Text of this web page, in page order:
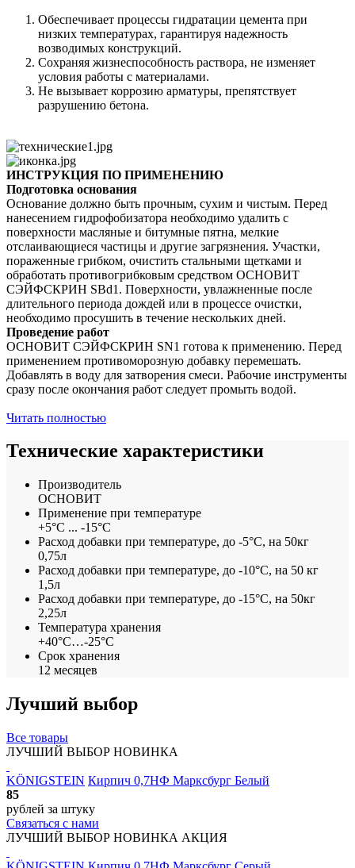
Обеспечивает процессы гидратации цемента при
низких температурах, гарантируя надежность
возводимых конструкций.
Сохраняя жизнеспособность раствора, не изменяет
условия работы с материалами.
Не вызывает коррозию арматуры, препятствует
разрушению бетона.
ИНСТРУКЦИЯ ПО ПРИМЕНЕНИЮ
Подготовка основания
Основание должно быть прочным, сухим и чистым. Перед
нанесением гидрофобизатора необходимо удалить с
поверхности масляные и битумные пятна, мелкие
отслаивающиеся частицы и другие загрязнения. Участки,
пораженные грибком, очистить стальными щетками и
обработать противогрибковым средством ОСНОВИТ
СЭЙФСКРИН SBd1. Поверхности, увлажненные после
длительного периода дождей или в процессе очистки,
необходимо просушить в течение нескольких дней.
Проведение работ
ОСНОВИТ СЭЙФСКРИН SN1 готова к применению. Перед
применением противоморозную добавку перемешать.
Добавлять в воду для затворения смеси. Рабочие инструменты
сразу после окончания работ следует промыть водой.
Читать полностью
Технические характеристики
Производитель
ОСНОВИТ
Применение при температуре
+5°С ... -15°С
Расход добавки при температуре, до -5°С, на 50кг
0,75л
Расход добавки при температуре, до -10°С, на 50 кг
1,5л
Расход добавки при температуре, до -15°С, на 50кг
2,25л
Температура хранения
+40°С…-25°С
Срок хранения
12 месяцев
Лучший выбор
Все товары
ЛУЧШИЙ ВЫБОР НОВИНКА
KÖNIGSTEIN Кирпич 0,7НФ Марксбург Белый
85
рублей за штуку
Связаться с нами
ЛУЧШИЙ ВЫБОР НОВИНКА АКЦИЯ